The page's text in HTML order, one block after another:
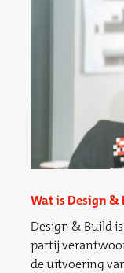
Wat is Design &
Design & Build
partij
de uitvoering